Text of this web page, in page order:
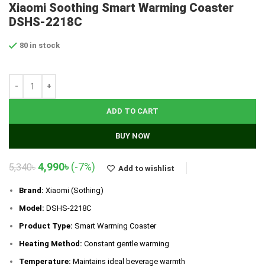
Xiaomi Soothing Smart Warming Coaster
DSHS-2218C
80 in stock
ADD TO CART
BUY NOW
5,340৳ Original
was:
5,340৳.
4,990৳Current
is:
4,990৳.
(-7%) Add to wishlist
Brand: Xiaomi (Sothing)
Model: DSHS‑2218C
Product Type: Smart Warming Coaster
Heating Method: Constant gentle warming
Temperature: Maintains ideal beverage warmth